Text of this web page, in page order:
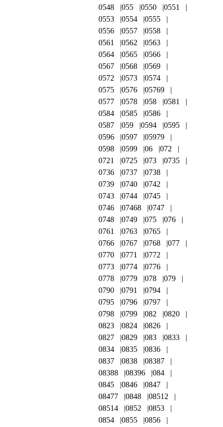
0548
055 0550
0551
0553
0554
0555
0556
0557
0558
0561
0562
0563
0564
0565
0566
0567
0568
0569
0572
0573
0574
0575
0576
05769
0577
0578 058
0581
0584
0585
0586
0587
059 0594
0595
0596
0597
05979
0598
0599 06
072
0721
0725 073
0735
0736
0737
0738
0739
0740
0742
0743
0744
0745
0746
07468
0747
0748
0749 075
076
0761
0763
0765
0766
0767 0768
077
0770
0771
0772
0773
0774
0776
0778
0779 078
079
0790
0791
0794
0795
0796
0797
0798
0799 082
0820
0823
0824
0826
0827
0829 083
0833
0834
0835
0836
0837
0838
08387
08388
08396
084
0845
0846
0847
08477
0848
08512
08514
0852
0853
0854
0855
0856